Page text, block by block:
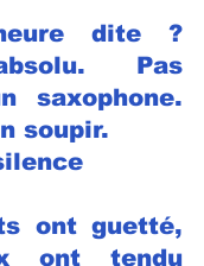
dite ?
Pas
saxophone.
soupir.
ont guetté,
ont tendu